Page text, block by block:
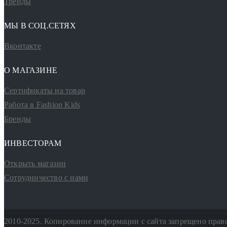
МЫ В СОЦ.СЕТЯХ
Вконтакте
О МАГАЗИНЕ
Сертификаты на товар
Работа в Fashion Kids
Бренды
ИНВЕСТОРАМ
Открыть магазин
Сотрудничество с нами
2010-2025. Копирование информации с сайта запрещено